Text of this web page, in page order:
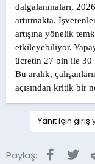
dalgalanmaları,
artırmakta.
artışına yönelik
etkileyebiliyor.
ücretin 27 bin ile 30
Bu aralık,
açısından kritik bir
Yanıt için
Paylaş: